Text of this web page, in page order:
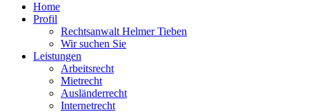
Home
Profil
Rechtsanwalt Helmer Tieben
Wir suchen Sie
Leistungen
Arbeitsrecht
Mietrecht
Ausländerrecht
Internetrecht